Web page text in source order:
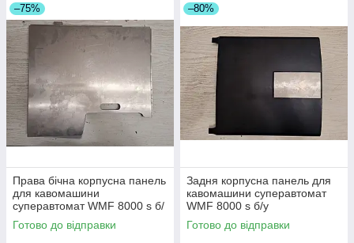
–75%
Права бічна корпусна панель
для кавомашини
суперавтомат WMF 8000 s б/
у
Готово до відправки
–80%
Задня корпусна панель для
кавомашини суперавтомат
WMF 8000 s б/у
Готово до відправки